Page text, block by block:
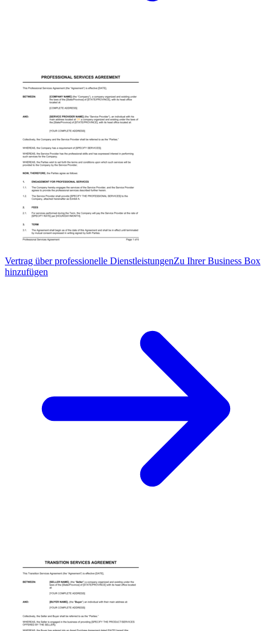
Vertrag über professionelle DienstleistungenZu Ihrer Business Box
hinzufügen